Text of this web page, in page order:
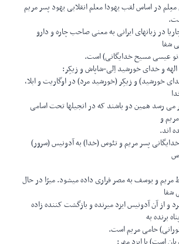
در اساس لقب یهودا معلم انقلابی یهود پسر مریم
در زبانهای ایرانی به معنی صاحب چاره و دارو
شفا
عیسی مسیح خدایگانی) است.
الهه و خدای خورشید اِلی-شاپاش و زیکِر:
خورشید) و زیکِر (خورشید مرد) در اوگاریت و ابلا،
می رسد همین دو باشند که در انجیلها تحت اسامی
و
اند.
پسر مریم و تئوس (خدا) به آدونیس (سرور)
و یوسف به مصر فراری داده میشود. میرّا در حال
شفا
و از آن آدونیس ایزد میرنده و بازگشت کننده زاده
برنده به
حامی مریم است.